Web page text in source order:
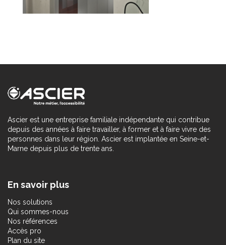
Ascier est une entreprise familiale indépendante qui contribue
depuis des années à faire travailler, à former et à faire vivre des
personnes dans leur région. Ascier est implantée en Seine-et-
Marne depuis plus de trente ans.
En savoir plus
Nos solutions
Qui sommes-nous
Nos références
Accès pro
Plan du site